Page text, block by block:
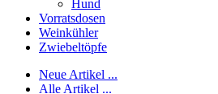
Hund
Vorratsdosen
Weinkühler
Zwiebeltöpfe
Neue Artikel ...
Alle Artikel ...